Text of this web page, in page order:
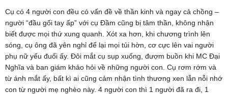
Cụ có 4 người con đều có vấn đề về thần kinh và ngay cả chồng –
người “đầu gối tay ấp” với cụ Đầm cũng bị tâm thần, không nhận
biết được mọi thứ xung quanh. Xót xa hơn, khi chương trình lên
sóng, cụ ông đã yên nghỉ để lại mọi tủi hờn, cơ cực lên vai người
phụ nữ yếu đuối ấy. Đôi mắt cụ sụp xuống, đượm buồn khi MC Đại
Nghĩa và ban giám khảo hỏi về những người con. Cụ rơm rớm và
từ ánh mắt ấy, bất kì ai cũng cảm nhận tình thương xen lẫn nỗi nhớ
con từ người mẹ nghèo này. 4 người con thì 1 người đã ra đi, 1